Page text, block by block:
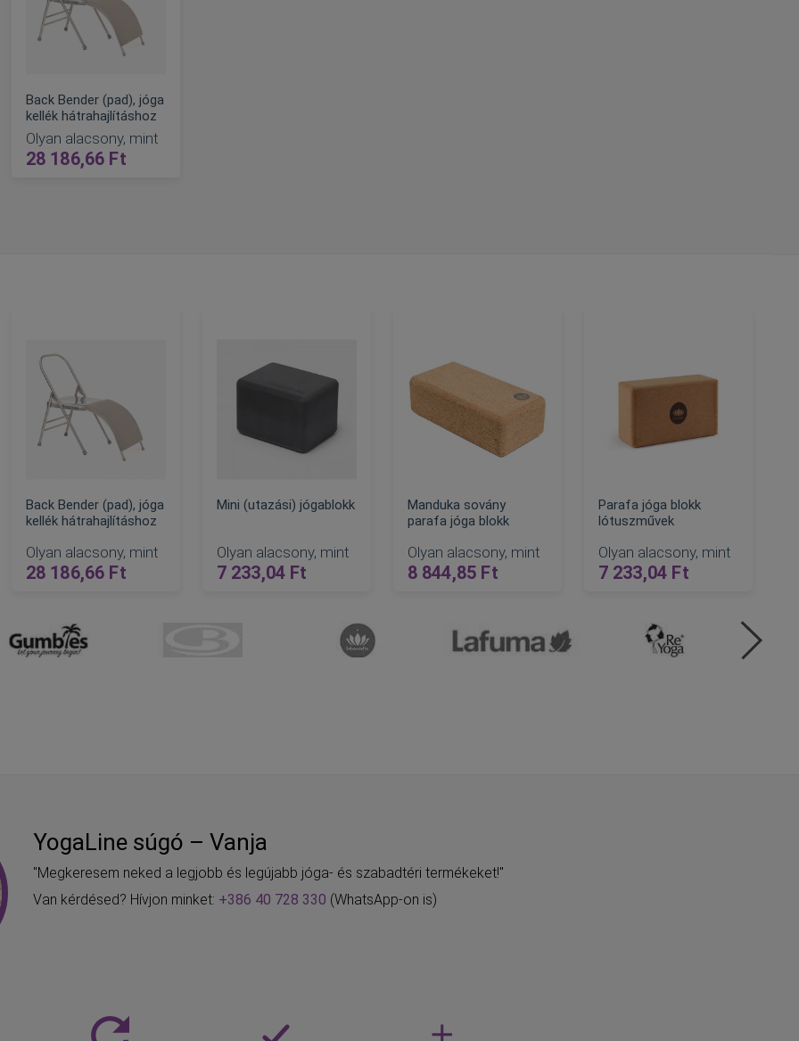
Back Bender (pad), jóga
kellék hátrahajlításhoz
Olyan alacsony, mint
28 186,66 Ft
ár
Ft
Back Bender (pad), jóga
kellék hátrahajlításhoz
Olyan alacsony, mint
28 186,66 Ft
Mini (utazási) jógablokk
Olyan alacsony, mint
7 233,04 Ft
Manduka sovány
parafa jóga blokk
Olyan alacsony, mint
8 844,85 Ft
Parafa jóga blokk
lótuszművek
Olyan alacsony, mint
7 233,04 Ft
YogaLine súgó – Vanja
"Megkeresem neked a legjobb és legújabb jóga- és szabadtéri termékeket!"
Van kérdésed? Hívjon minket: +386 40 728 330 (WhatsApp-on is)